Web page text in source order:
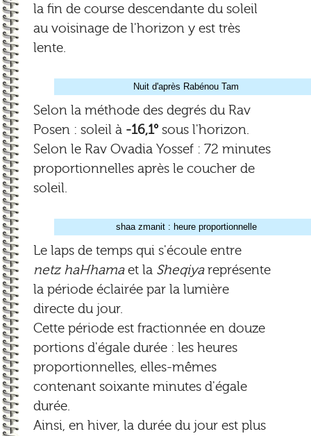
la fin de course descendante du soleil
au voisinage de l'horizon y est très
lente.
Nuit d'après Rabénou Tam
Selon la méthode des degrés du Rav
Posen : soleil à -16,1° sous l'horizon.
Selon le Rav Ovadia Yossef : 72 minutes
proportionnelles après le coucher de
soleil.
shaa zmanit : heure proportionnelle
Le laps de temps qui s'écoule entre
netz haHhamaet la Sheqiyareprésente
la période éclairée par la lumière
directe du jour.
Cette période est fractionnée en douze
portions d'égale durée : les heures
proportionnelles, elles-mêmes
contenant soixante minutes d'égale
durée.
Ainsi, en hiver, la durée du jour est plus